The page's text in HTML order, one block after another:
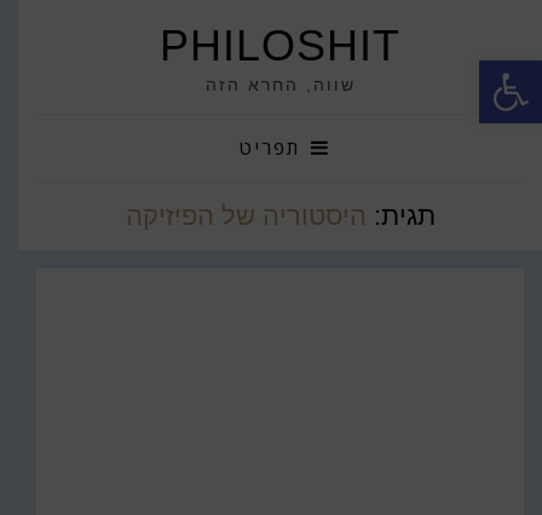
פתח סרגל נגישות PHILOSHIT
שווה, החרא הזה
תפריט
תגית: היסטוריה של הפיזיקה